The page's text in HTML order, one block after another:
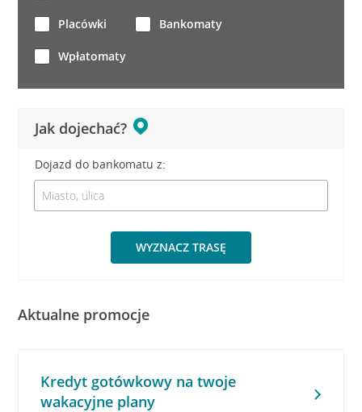
Jak dojechać?
Dojazd do bankomatu z:
WYZNACZ TRASĘ
Placówki Bankomaty
Wpłatomaty
Aktualne promocje
Kredyt gotówkowy na twoje
wakacyjne plany